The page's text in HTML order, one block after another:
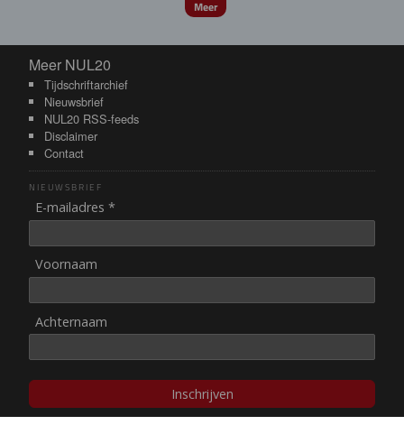
Meer
Meer NUL20
Meer NUL20
Tijdschriftarchief
Nieuwsbrief
NUL20 RSS-feeds
Disclaimer
Contact
NIEUWSBRIEF
E-mailadres *
Voornaam
Achternaam
Inschrijven